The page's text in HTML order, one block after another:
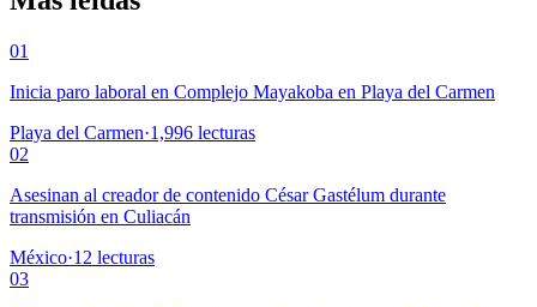
01
Inicia paro laboral en Complejo Mayakoba en Playa del Carmen
Playa del Carmen·1,996 lecturas
02
Asesinan al creador de contenido César Gastélum durante
transmisión en Culiacán
México·12 lecturas
03